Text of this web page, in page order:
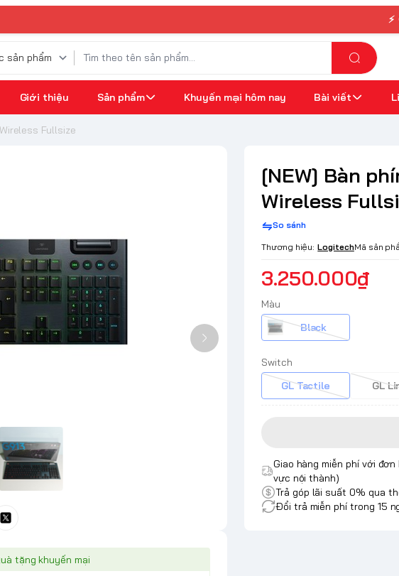
⚡
Giới thiệu Sản phẩm Khuyến mại hôm nay Bài viết
Fullsize
[NEW] Bàn
Wireless
So sánh
Thương hiệu: LogitechMã sản
3.250.000₫
Màu
Black
Switch
GL Tactile
GL
Giao hàng miễn phí với
vực nội thành)
Trả góp lãi suất 0% qua
Đổi trả miễn phí trong 15
tặng khuyến mại